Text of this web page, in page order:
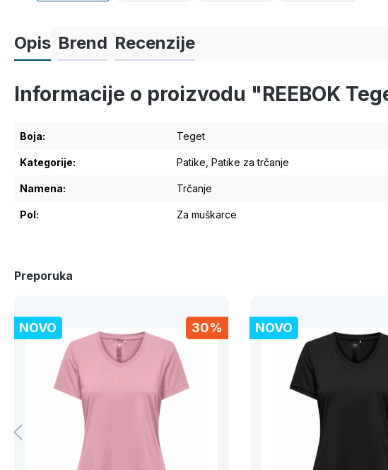
Opis Brend Recenzije
Informacije o proizvodu "REEBOK
Boja: Teget
Kategorije: Patike , Patike za trčanje
Namena: Trčanje
Pol: Za muškarce
Preporuka
30%
NOVO NOVO